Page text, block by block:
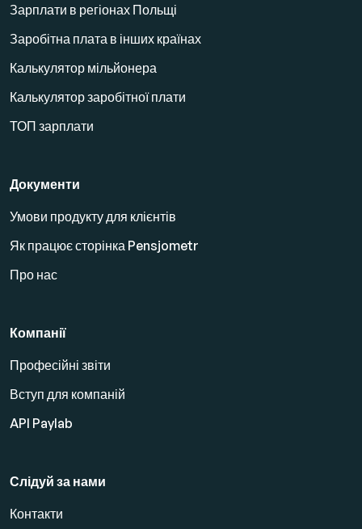
Зарплати в регіонах Польщі
Заробітна плата в інших країнах
Калькулятор мільйонера
Калькулятор заробітної плати
ТОП зарплати
Документи
Умови продукту для клієнтів
Як працює сторінка Pensjometr
Про нас
Компанії
Професійні звіти
Вступ для компаній
API Paylab
Слідуй за нами
Контакти